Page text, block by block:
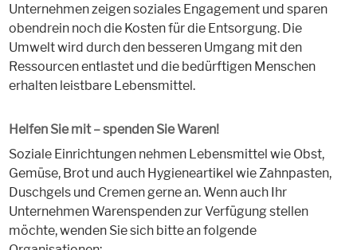
Unternehmen zeigen soziales Engagement und sparen
obendrein noch die Kosten für die Entsorgung. Die
Umwelt wird durch den besseren Umgang mit den
Ressourcen entlastet und die bedürftigen Menschen
erhalten leistbare Lebensmittel.
Helfen Sie mit – spenden Sie Waren!
Soziale Einrichtungen nehmen Lebensmittel wie Obst,
Gemüse, Brot und auch Hygieneartikel wie Zahnpasten,
Duschgels und Cremen gerne an. Wenn auch Ihr
Unternehmen Warenspenden zur Verfügung stellen
möchte, wenden Sie sich bitte an folgende